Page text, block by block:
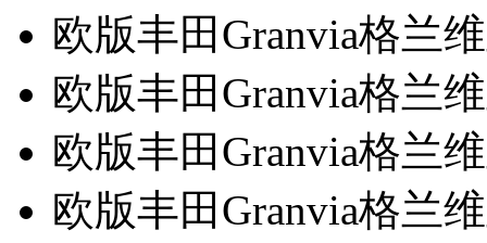
欧版丰田Granvia格兰
欧版丰田Granvia格兰
欧版丰田Granvia格兰
欧版丰田Granvia格兰